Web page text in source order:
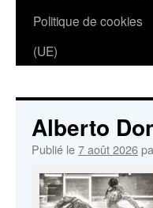
contenu
Politique de cookies
(UE)
Alberto
Publié le7 août 2026